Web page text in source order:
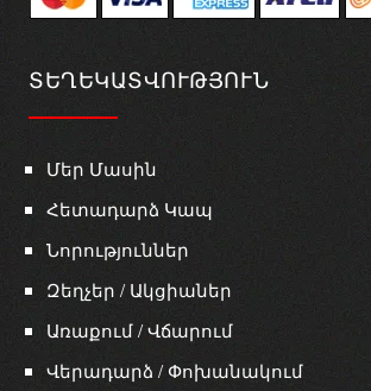
ՏԵՂԵԿԱՏՎՈՒԹՅՈՒՆ
Մեր Մասին
Հետադարձ Կապ
Նորություններ
Զեղչեր / Ակցիաներ
Առաքում / Վճարում
Վերադարձ / Փոխանակում